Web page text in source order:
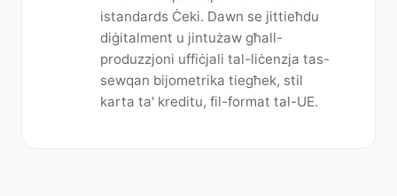
istandards Ċeki. Dawn se jittieħdu
diġitalment u jintużaw għall-
produzzjoni uffiċjali tal-liċenzja tas-
sewqan bijometrika tiegħek, stil
karta ta' kreditu, fil-format tal-UE.